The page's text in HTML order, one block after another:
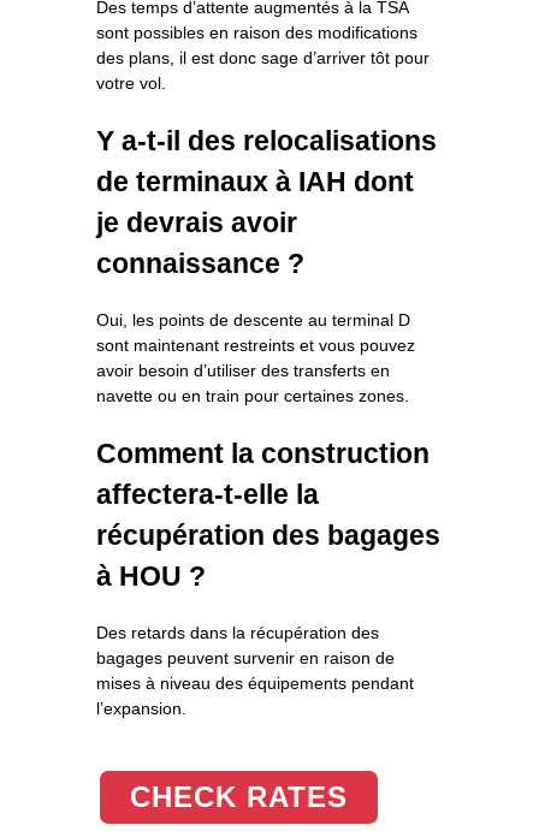
Des temps d’attente augmentés à la TSA
sont possibles en raison des modifications
des plans, il est donc sage d’arriver tôt pour
votre vol.
Y a-t-il des relocalisations
de terminaux à IAH dont
je devrais avoir
connaissance ?
Oui, les points de descente au terminal D
sont maintenant restreints et vous pouvez
avoir besoin d’utiliser des transferts en
navette ou en train pour certaines zones.
Comment la construction
affectera-t-elle la
récupération des bagages
à HOU ?
Des retards dans la récupération des
bagages peuvent survenir en raison de
mises à niveau des équipements pendant
l’expansion.
CHECK RATES